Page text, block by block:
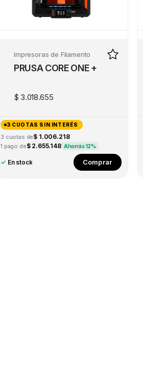
Impresoras de Filamento
PRUSA CORE ONE +
$ 3.018.655
3 CUOTAS SIN INTERÉS
3 cuotas de$ 1.006.218
1 pago de$ 2.655.148 Ahorrás 12%
✓ En stock Comprar